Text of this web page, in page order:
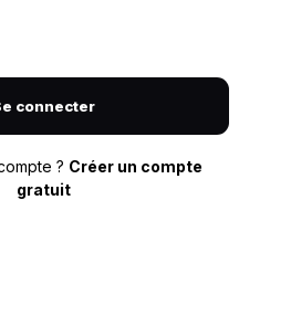
connecter
? Créer un compte
gratuit